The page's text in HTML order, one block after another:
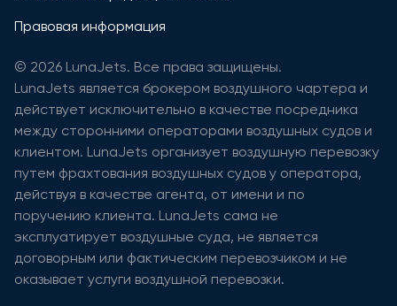
Правовая информация
© 2026 LunaJets. Все права защищены.
LunaJets является брокером воздушного чартера и
действует исключительно в качестве посредника
между сторонними операторами воздушных судов и
клиентом. LunaJets организует воздушную перевозку
путем фрахтования воздушных судов у оператора,
действуя в качестве агента, от имени и по
поручению клиента. LunaJets сама не
эксплуатирует воздушные суда, не является
договорным или фактическим перевозчиком и не
оказывает услуги воздушной перевозки.